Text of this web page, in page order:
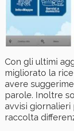
Con gli ultimi
migliorato la
avere
parole. Inoltre
avvisi
raccolta